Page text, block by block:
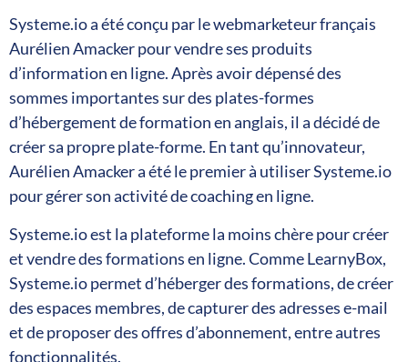
Systeme.io a été conçu par le webmarketeur français
Aurélien Amacker pour vendre ses produits
d’information en ligne. Après avoir dépensé des
sommes importantes sur des plates-formes
d’hébergement de formation en anglais, il a décidé de
créer sa propre plate-forme. En tant qu’innovateur,
Aurélien Amacker a été le premier à utiliser Systeme.io
pour gérer son activité de coaching en ligne.
Systeme.io est la plateforme la moins chère pour créer
et vendre des formations en ligne. Comme LearnyBox,
Systeme.io permet d’héberger des formations, de créer
des espaces membres, de capturer des adresses e-mail
et de proposer des offres d’abonnement, entre autres
fonctionnalités.